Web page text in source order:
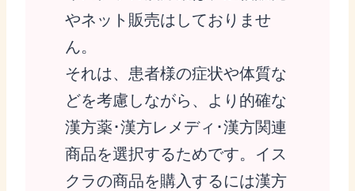
やネット販売はしておりませ
ん。
それは、患者様の症状や体質な
どを考慮しながら、より的確な
漢方薬･漢方レメディ･漢方関連
商品を選択するためです。イス
クラの商品を購入するには漢方